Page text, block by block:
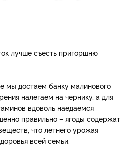
лучше съесть пригоршню
мы достаем банку малинового
налегаем на чернику, а для
вдоволь наедаемся
правильно – ягоды содержат
что летнего урожая
всей семьи.